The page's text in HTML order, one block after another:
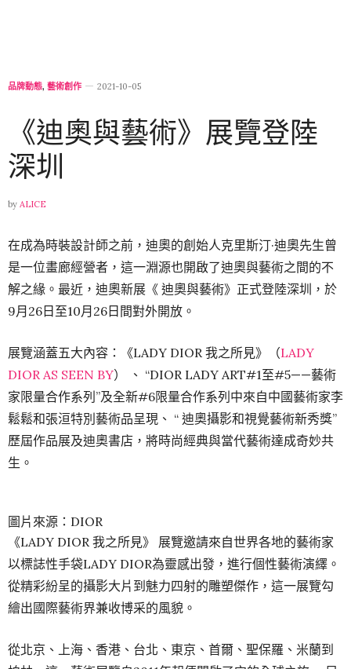
品牌動態, 藝術創作 2021-10-05
《迪奧與藝術》展覽登陸
深圳
by ALICE
在成為時裝設計師之前，迪奧的創始人克里斯汀·迪奧先生曾
是一位畫廊經營者，這一淵源也開啟了迪奧與藝術之間的不
解之緣。最近，迪奧新展《 迪奧與藝術》正式登陸深圳，於
9月26日至10月26日間對外開放。
展覽涵蓋五大內容：《LADY DIOR 我之所見》（LADY
DIOR AS SEEN BY） 、 “DIOR LADY ART#1至#5——藝術
家限量合作系列”及全新#6限量合作系列中來自中國藝術家李
鬆鬆和張洹特別藝術品呈現、 “ 迪奧攝影和視覺藝術新秀獎”
歷屆作品展及迪奧書店，將時尚經典與當代藝術達成奇妙共
生。
圖片來源：DIOR
《LADY DIOR 我之所見》 展覽邀請來自世界各地的藝術家
以標誌性手袋LADY DIOR為靈感出發，進行個性藝術演繹。
從精彩紛呈的攝影大片到魅力四射的雕塑傑作，這一展覽勾
繪出國際藝術界兼收博采的風貌。
從北京、上海、香港、台北、東京、首爾、聖保羅、米蘭到